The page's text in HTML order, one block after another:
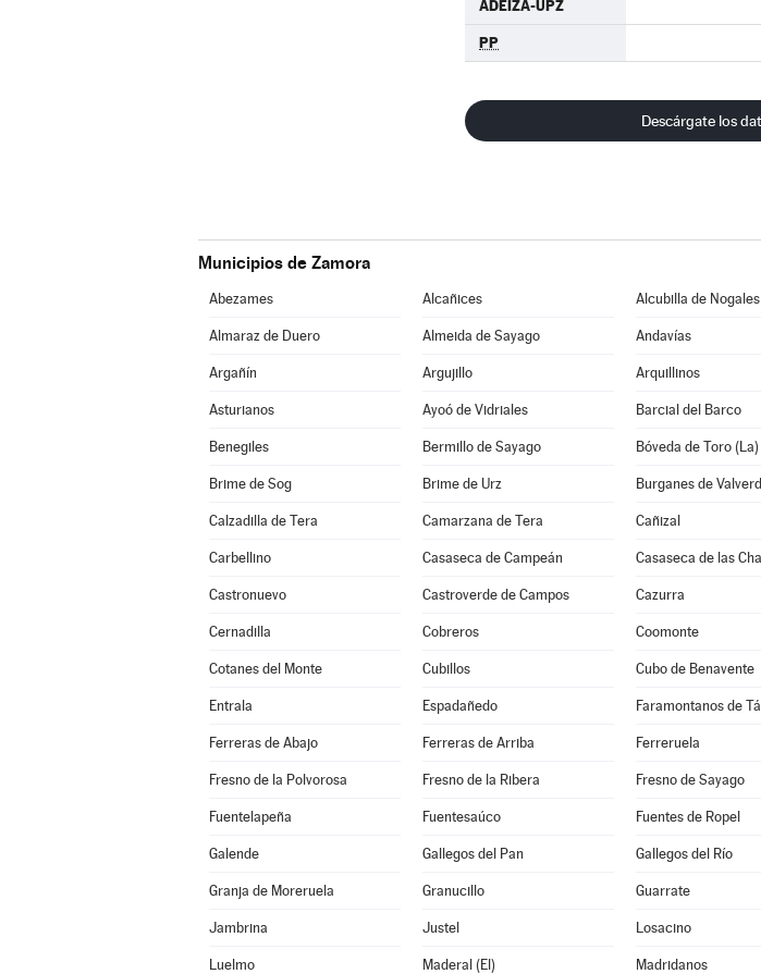
ADEIZA-UPZ
PP
Descárgate los
Municipios de Zamora
Abezames Alcañices Alcubilla de Nogales
Almaraz de Duero Almeida de Sayago Andavías
Argañín Argujillo Arquillinos
Asturianos Ayoó de Vidriales Barcial del Barco
Benegiles Bermillo de Sayago Bóveda de Toro (La)
Brime de Sog Brime de Urz Burganes de
Calzadilla de Tera Camarzana de Tera Cañizal
Carbellino Casaseca de Campeán Casaseca de las
Castronuevo Castroverde de Campos Cazurra
Cernadilla Cobreros Coomonte
Cotanes del Monte Cubillos Cubo de Benavente
Entrala Espadañedo Faramontanos de
Ferreras de Abajo Ferreras de Arriba Ferreruela
Fresno de la Polvorosa Fresno de la Ribera Fresno de Sayago
Fuentelapeña Fuentesaúco Fuentes de Ropel
Galende Gallegos del Pan Gallegos del Río
Granja de Moreruela Granucillo Guarrate
Jambrina Justel Losacino
Luelmo Maderal (El) Madridanos